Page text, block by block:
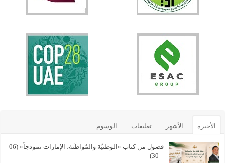
الأخيرة الأشهر تعليقات الوسوم
فصول من كتاب «الوطنيّة والمُواطَنة، الإمارات نموذجاً» (06
– 30)